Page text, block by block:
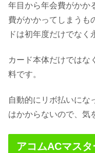
年目から年会費がかか
費がかかってしまうも
ドは初年度だけでなく
カード本体だけではな
料です。
自動的にリボ払いにな
はかからないので、気
アコムACマス